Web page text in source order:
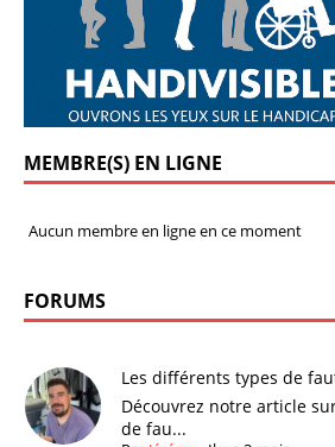
MEMBRE(S) EN LIGNE
Aucun membre en ligne en ce moment
FORUMS
Les différents types de
Découvrez notre article
de fau...